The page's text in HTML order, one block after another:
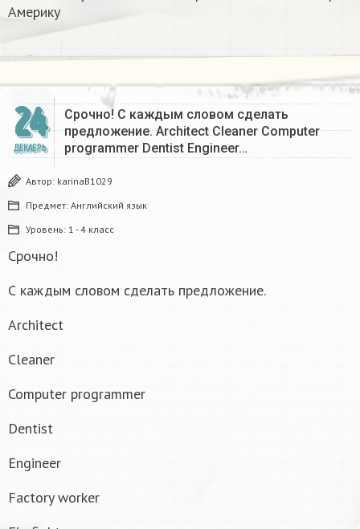
Америку​
24
ДЕКАБРЬ
Срочно! С каждым словом сделать
предложение. Architect Cleaner Computer
programmer Dentist Engineer…
Автор: karinaB1029
Предмет: Английский язык
Уровень: 1 - 4 класс
Срочно!
С каждым словом сделать предложение.
Architect
Cleaner
Computer programmer
Dentist
Engineer
Factory worker